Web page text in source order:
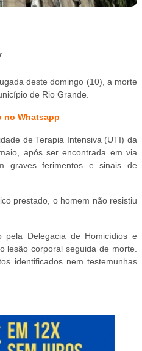
deste domingo (10), a morte
de Rio Grande.
no Whatsapp
de Terapia Intensiva (UTI) da
após ser encontrada em via
graves ferimentos e sinais de
prestado, o homem não resistiu
pela Delegacia de Homicídios e
lesão corporal seguida de morte.
identificados nem testemunhas